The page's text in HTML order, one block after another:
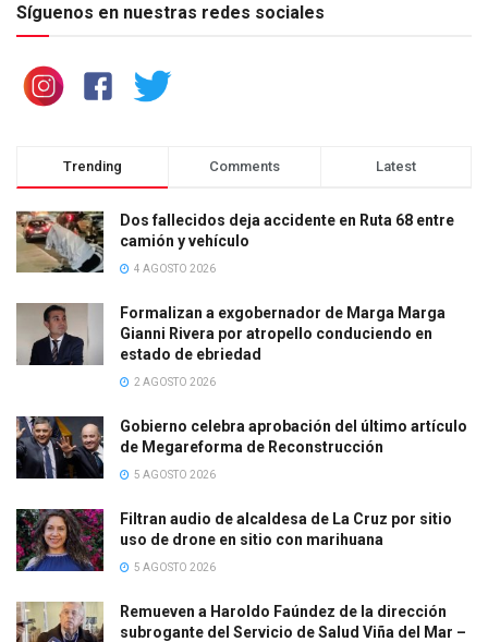
Síguenos en nuestras redes sociales
Trending Comments Latest
Dos fallecidos deja accidente en Ruta 68 entre
camión y vehículo
4 AGOSTO 2026
Formalizan a exgobernador de Marga Marga
Gianni Rivera por atropello conduciendo en
estado de ebriedad
2 AGOSTO 2026
Gobierno celebra aprobación del último artículo
de Megareforma de Reconstrucción
5 AGOSTO 2026
Filtran audio de alcaldesa de La Cruz por sitio
uso de drone en sitio con marihuana
5 AGOSTO 2026
Remueven a Haroldo Faúndez de la dirección
subrogante del Servicio de Salud Viña del Mar –